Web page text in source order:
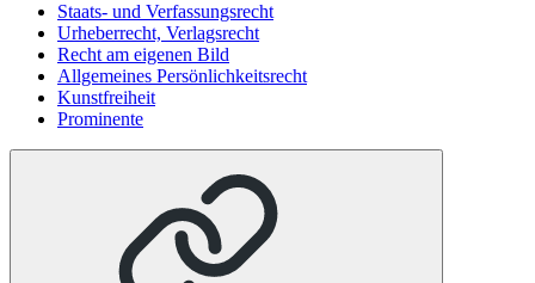
Staats- und Verfassungsrecht
Urheberrecht, Verlagsrecht
Recht am eigenen Bild
Allgemeines Persönlichkeitsrecht
Kunstfreiheit
Prominente